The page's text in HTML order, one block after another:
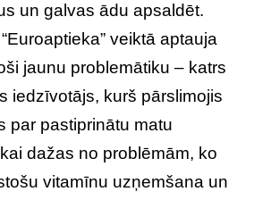
un galvas ādu apsaldēt.
veiktā aptauja
jaunu problemātiku – katrs
iedzīvotājs, kurš pārslimojis
par pastiprinātu matu
dažas no problēmām, ko
vitamīnu uzņemšana un